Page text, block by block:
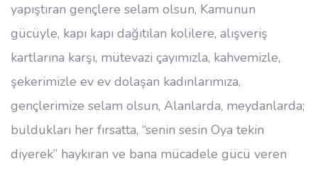
yapıştıran gençlere selam olsun, Kamunun
gücüyle, kapı kapı dağıtılan kolilere, alışveriş
kartlarına karşı, mütevazi çayımızla, kahvemizle,
şekerimizle ev ev dolaşan kadınlarımıza,
gençlerimize selam olsun, Alanlarda, meydanlarda;
buldukları her fırsatta, “senin sesin Oya tekin
diyerek” haykıran ve bana mücadele gücü veren